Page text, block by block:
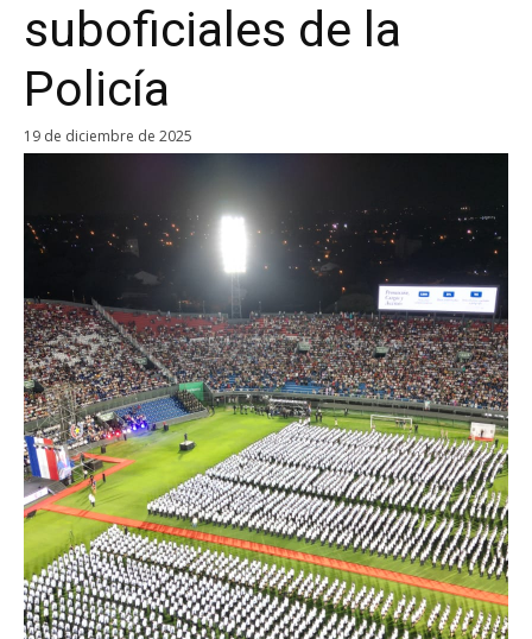
suboficiales de la
Policía
19 de diciembre de 2025